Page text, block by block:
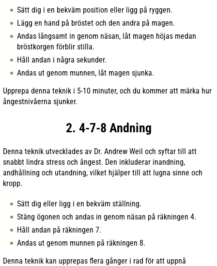
Sätt dig i en bekväm position eller ligg på ryggen.
Lägg en hand på bröstet och den andra på magen.
Andas långsamt in genom näsan, låt magen höjas medan
bröstkorgen förblir stilla.
Håll andan i några sekunder.
Andas ut genom munnen, låt magen sjunka.
Upprepa denna teknik i 5-10 minuter, och du kommer att märka hur
ångestnivåerna sjunker.
2. 4-7-8 Andning
Denna teknik utvecklades av Dr. Andrew Weil och syftar till att
snabbt lindra stress och ångest. Den inkluderar inandning,
andhållning och utandning, vilket hjälper till att lugna sinne och
kropp.
Sätt dig eller ligg i en bekväm ställning.
Stäng ögonen och andas in genom näsan på räkningen 4.
Håll andan på räkningen 7.
Andas ut genom munnen på räkningen 8.
Denna teknik kan upprepas flera gånger i rad för att uppnå